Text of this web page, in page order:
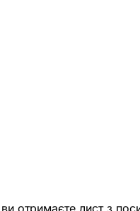
отримаєте лист з